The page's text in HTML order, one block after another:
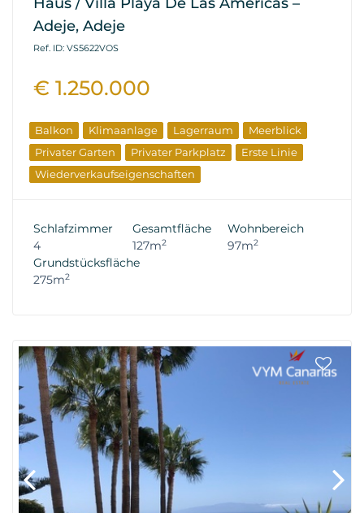
Adeje, Adeje
Ref. ID: VS5622VOS
€ 1.250.000
Balkon Klimaanlage Lagerraum
Meerblick
Privater Garten
Privater Parkplatz
Erste Linie
Wiederverkaufseigenschaften
Schlafzimmer
4
Gesamtfläche
127m2
Wohnbereich
97m2
Grundstücksfläche
275m2